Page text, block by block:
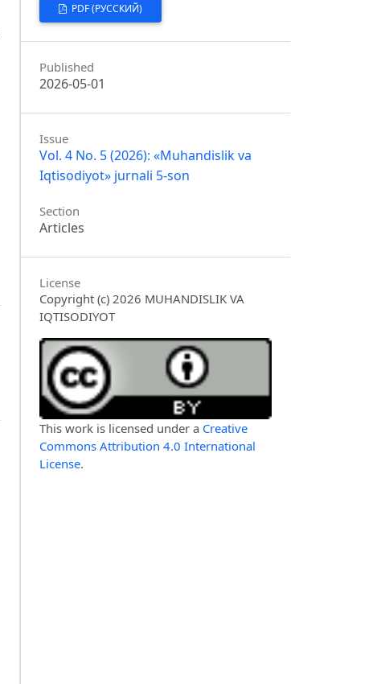
PDF (РУССКИЙ)
Published
2026-05-01
Issue
Vol. 4 No. 5 (2026): «Muhandislik va
Iqtisodiyot» jurnali 5-son
Section
Articles
License
Copyright (c) 2026 MUHANDISLIK VA
IQTISODIYOT
This work is licensed under a Creative
Commons Attribution 4.0 International
License.